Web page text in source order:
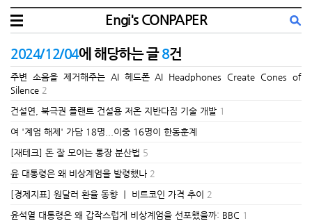
Engi's CONPAPER
2024/12/04에 해당하는 글8건
주변 소음을 제거해주는 AI 헤드폰 AI Headphones Create Cones of
Silence 2
건설연, 북극권 플랜트 건설용 저온 지반다짐 기술 개발 1
여 '계엄 해제' 가담 18명...이중 16명이 한동훈계
[재테크] 돈 잘 모이는 통장 분산법 5
윤 대통령은 왜 비상계엄을 발령했나 2
[경제지표] 원달러 환율 동향 ㅣ 비트코인 가격 추이 2
윤석열 대통령은 왜 갑작스럽게 비상계엄을 선포했을까: BBC 1